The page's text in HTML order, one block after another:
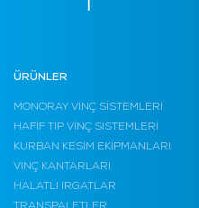
ÜRÜNLER
MONORAY VİNÇ SİSTEMLERİ
HAFİF TİP VİNÇ SİSTEMLERİ
KURBAN KESİM EKİPMANLARI
VİNÇ KANTARLARI
HALATLI IRGATLAR